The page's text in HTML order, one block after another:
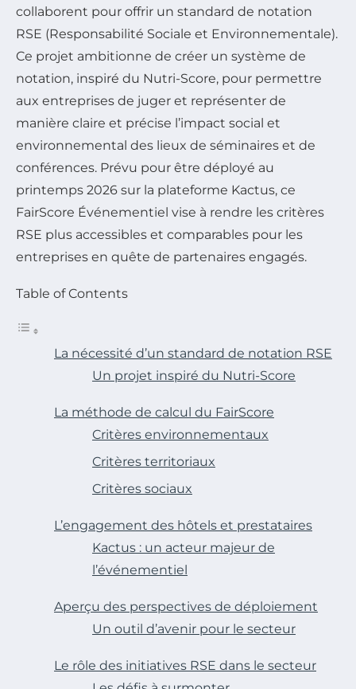
collaborent pour offrir un standard de notation
RSE (Responsabilité Sociale et Environnementale).
Ce projet ambitionne de créer un système de
notation, inspiré du Nutri-Score, pour permettre
aux entreprises de juger et représenter de
manière claire et précise l’impact social et
environnemental des lieux de séminaires et de
conférences. Prévu pour être déployé au
printemps 2026 sur la plateforme Kactus, ce
FairScore Événementiel vise à rendre les critères
RSE plus accessibles et comparables pour les
entreprises en quête de partenaires engagés.
Table of Contents
La nécessité d’un standard de notation RSE
Un projet inspiré du Nutri-Score
La méthode de calcul du FairScore
Critères environnementaux
Critères territoriaux
Critères sociaux
L’engagement des hôtels et prestataires
Kactus : un acteur majeur de
l’événementiel
Aperçu des perspectives de déploiement
Un outil d’avenir pour le secteur
Le rôle des initiatives RSE dans le secteur